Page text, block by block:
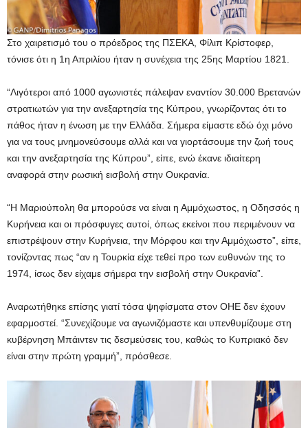
Στο χαιρετισμό του ο πρόεδρος της ΠΣΕΚΑ, Φίλιπ Κρίστοφερ,
τόνισε ότι η 1η Απριλίου ήταν η συνέχεια της 25ης Μαρτίου 1821.
“Λιγότεροι από 1000 αγωνιστές πάλεψαν εναντίον 30.000 Βρετανών
στρατιωτών για την ανεξαρτησία της Κύπρου, γνωρίζοντας ότι το
πάθος ήταν η ένωση με την Ελλάδα. Σήμερα είμαστε εδώ όχι μόνο
για να τους μνημονεύσουμε αλλά και να γιορτάσουμε την ζωή τους
και την ανεξαρτησία της Κύπρου”, είπε, ενώ έκανε ιδιαίτερη
αναφορά στην ρωσική εισβολή στην Ουκρανία.
“Η Μαριούπολη θα μπορούσε να είναι η Αμμόχωστος, η Οδησσός η
Κυρήνεια και οι πρόσφυγες αυτοί, όπως εκείνοι που περιμένουν να
επιστρέψουν στην Κυρήνεια, την Μόρφου και την Αμμόχωστο”, είπε,
τονίζοντας πως “αν η Τουρκία είχε τεθεί προ των ευθυνών της το
1974, ίσως δεν είχαμε σήμερα την εισβολή στην Ουκρανία”.
Αναρωτήθηκε επίσης γιατί τόσα ψηφίσματα στον ΟΗΕ δεν έχουν
εφαρμοστεί. “Συνεχίζουμε να αγωνιζόμαστε και υπενθυμίζουμε στη
κυβέρνηση Μπάιντεν τις δεσμεύσεις του, καθώς το Κυπριακό δεν
είναι στην πρώτη γραμμή”, πρόσθεσε.